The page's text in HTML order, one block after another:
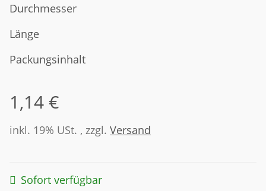
Durchmesser
Länge
Packungsinhalt
1,14 €
inkl. 19% USt. , zzgl. Versand
Sofort verfügbar